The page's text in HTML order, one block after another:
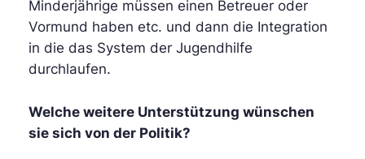
Minderjährige müssen einen Betreuer oder
Vormund haben etc. und dann die Integration
in die das System der Jugendhilfe
durchlaufen.
Welche weitere Unterstützung wünschen
sie sich von der Politik?